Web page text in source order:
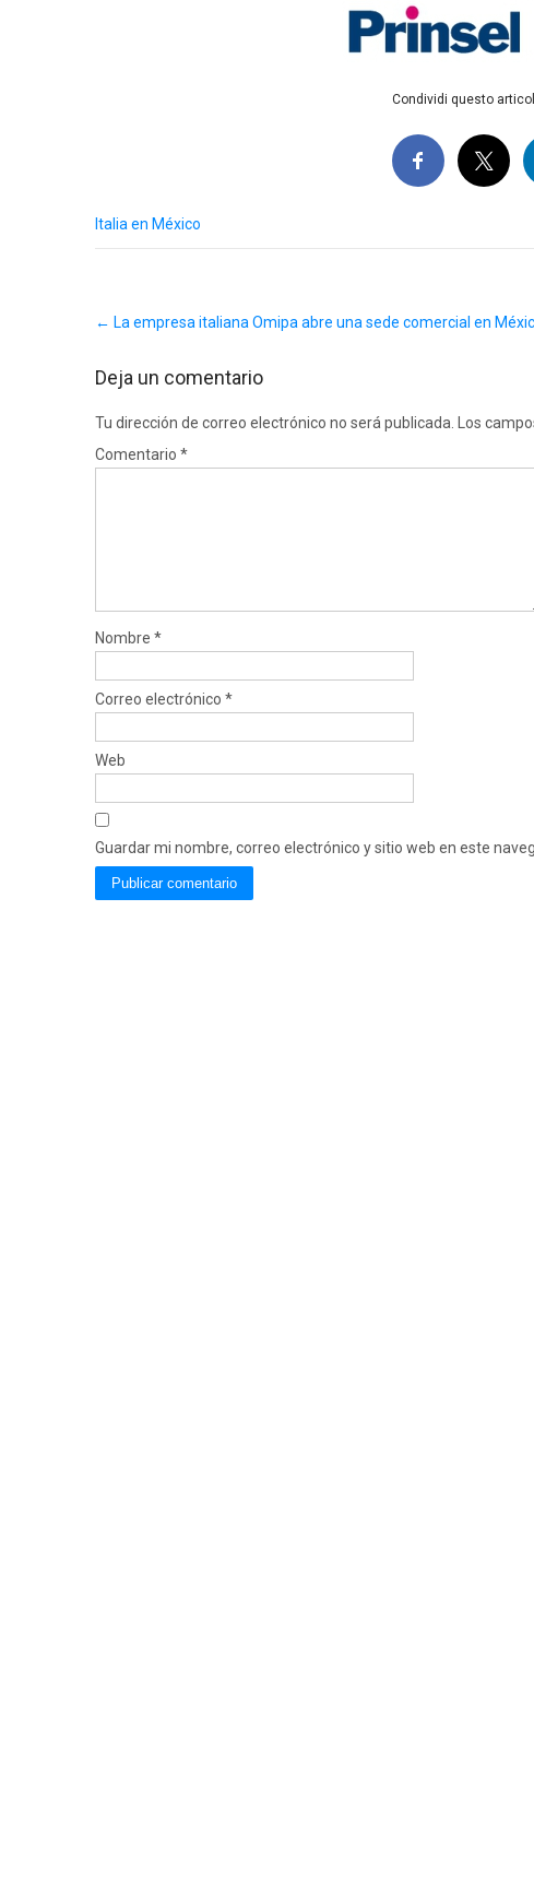
Condividi questo
Italia en México
navigation
← La empresa italiana Omipa abre una sede comercial en
Deja un comentario
Tu dirección de correo electrónico no será publicada. Los
Comentario *
Nombre *
Correo electrónico *
Web
Guardar mi nombre, correo electrónico y sitio web en este